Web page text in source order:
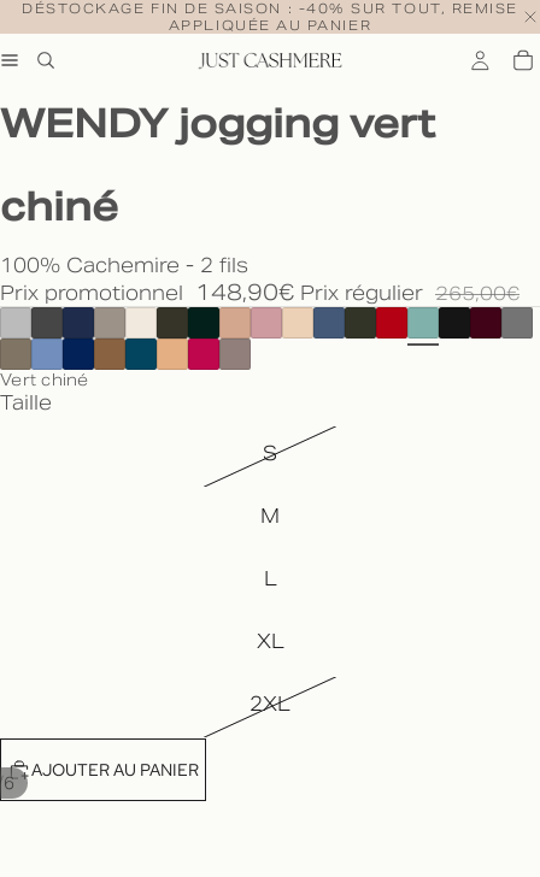
DÉSTOCKAGE FIN DE SAISON : -40% SUR TOUT, REMISE
APPLIQUÉE AU PANIER
6
WENDY jogging vert
chiné
100% Cachemire - 2 fils
Prix promotionnel
148,90€ Prix régulier 265,00€
Vert chiné
Taille
S
M
L
XL
2XL
AJOUTER AU PANIER